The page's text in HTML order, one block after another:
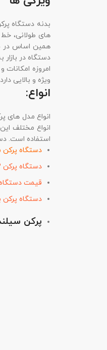
بدنه دستگاه
های طولانی،
همین اساس در
دستگاه در
امروزه
ویژه و بالایی
انواع:
انواع مدل های
انواع مختلف
استفاده است.
دستگاه پرکن
دستگاه پرکن 12 نازل مایعات
قیمت دستگاه
دستگاه
پرکن